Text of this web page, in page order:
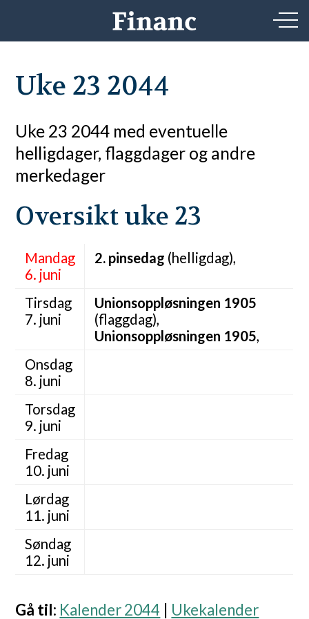
Uke 23 2044
Uke 23 2044 med eventuelle
helligdager, flaggdager og andre
merkedager
Oversikt uke 23
Mandag
6. juni
2. pinsedag (helligdag),
Tirsdag
7. juni
Unionsoppløsningen 1905
(flaggdag),
Unionsoppløsningen 1905,
Onsdag
8. juni
Torsdag
9. juni
Fredag
10. juni
Lørdag
11. juni
Søndag
12. juni
Gå til: Kalender 2044 Ukekalender